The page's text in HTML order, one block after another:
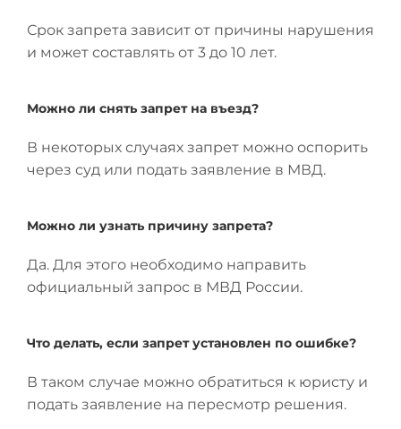
Срок запрета зависит от причины нарушения
и может составлять от 3 до 10 лет.
Можно ли снять запрет на въезд?
В некоторых случаях запрет можно оспорить
через суд или подать заявление в МВД.
Можно ли узнать причину запрета?
Да. Для этого необходимо направить
официальный запрос в МВД России.
Что делать, если запрет установлен по ошибке?
В таком случае можно обратиться к юристу и
подать заявление на пересмотр решения.